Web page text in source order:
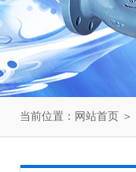
当前位置： 网站首页 ＞